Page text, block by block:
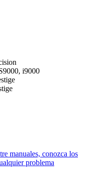
i9000
manuales, conozca los
problema